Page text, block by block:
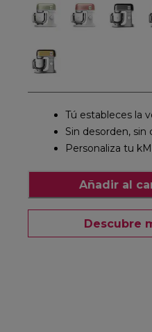
Tú estableces la
Sin desorden,
Personaliza tu
Añadir al
Descubre